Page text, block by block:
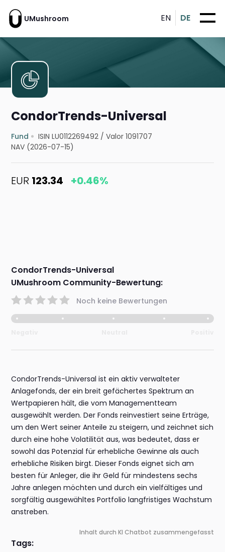
UMushroom EN DE
CondorTrends-Universal
Fund ISIN LU0112269492 /Valor 1091707
NAV (2026-07-15)
EUR 123.34 +0.46%
CondorTrends-Universal
UMushroom Community-Bewertung:
Noch keine Bewertungen
CondorTrends-Universal ist ein aktiv verwalteter
Anlagefonds, der ein breit gefächertes Spektrum an
Wertpapieren hält, die vom Managementteam
ausgewählt werden. Der Fonds reinvestiert seine Erträge,
um den Wert seiner Anteile zu steigern, und zeichnet sich
durch eine hohe Volatilität aus, was bedeutet, dass er
sowohl das Potenzial für erhebliche Gewinne als auch
erhebliche Risiken birgt. Dieser Fonds eignet sich am
besten für Anleger, die ihr Geld für mindestens sechs
Jahre anlegen möchten und durch ein vielfältiges und
sorgfältig ausgewähltes Portfolio langfristiges Wachstum
anstreben.
Inhalt durch KI Chatbot zusammengefasst
Tags: